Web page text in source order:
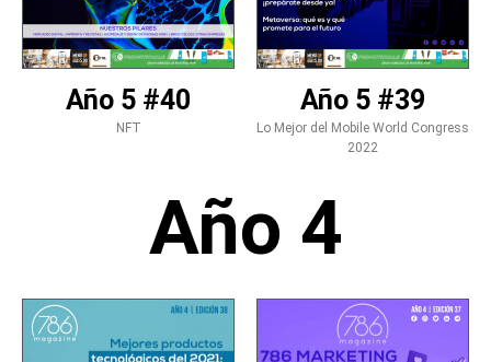
Año 5 #40
NFT
Año 5 #39
Lo Mejor del Mobile World Congress
2022
Año 4